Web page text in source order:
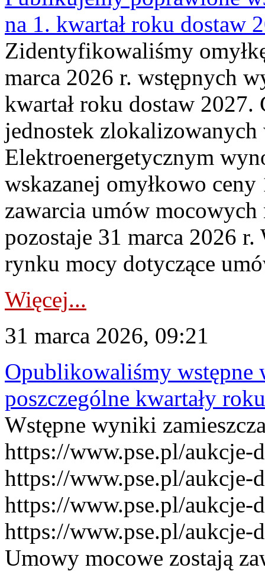
na 1. kwartał roku dostaw
Zidentyfikowaliśmy
marca 2026 r. wstępnych
kwartał roku dostaw
jednostek
Elektroenergetycznym
wskazanej omyłkowo
zawarcia umów
pozostaje 31 marca 2026
rynku mocy dotyczące
Więcej...
31 marca 2026, 09:21
Opublikowaliśmy
poszczególne kwartały
Wstępne wyniki
https://www.pse.pl/aukcje-
https://www.pse.pl/aukcje-
https://www.pse.pl/aukcje-
https://www.pse.pl/aukcje-
Umowy mocowe zostają